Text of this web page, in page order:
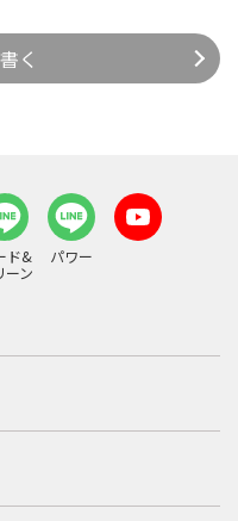
く
ド&
ーン
パワー